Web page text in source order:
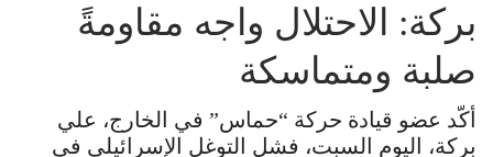
بركة: الاحتلال واجه مقاومةً
صلبة ومتماسكة
أكّد عضو قيادة حركة “حماس” في الخارج، علي
بركة، اليوم السبت، فشل التوغل الإسرائيلي في